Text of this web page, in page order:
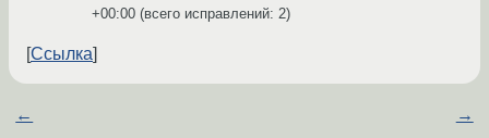
+00:00 (всего исправлений: 2)
Ссылка
← →